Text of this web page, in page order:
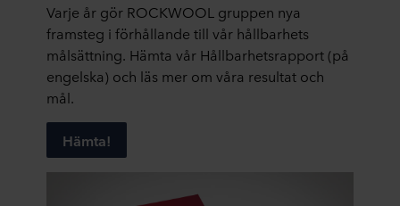
Varje år gör ROCKWOOL gruppen nya
framsteg i förhållande till vår hållbarhets
målsättning. Hämta vår Hållbarhetsrapport (på
engelska) och läs mer om våra resultat och
mål.
Hämta!